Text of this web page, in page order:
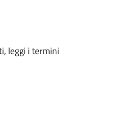
leggi i termini